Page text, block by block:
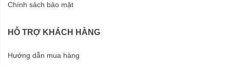
Chính sách bảo mật
HỖ TRỢ KHÁCH HÀNG
Hướng dẫn mua hàng